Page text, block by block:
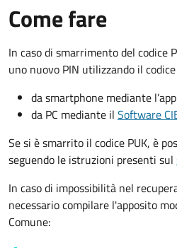
Come fare
In caso di smarrimento del codice
uno nuovo PIN utilizzando il codice
da smartphone mediante l’app
da PC mediante il Software
Se si è smarrito il codice PUK, è
seguendo le istruzioni presenti sul
In caso di impossibilità nel
necessario compilare l'apposito
Comune: